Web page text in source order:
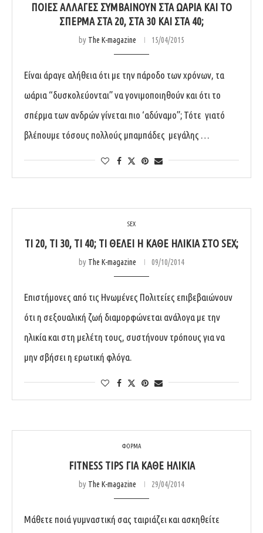
ΠΟΙΕΣ ΑΛΛΑΓΈΣ ΣΥΜΒΑΊΝΟΥΝ ΣΤΑ ΩΆΡΙΑ ΚΑΙ ΤΟ
ΣΠΈΡΜΑ ΣΤΑ 20, ΣΤΑ 30 ΚΑΙ ΣΤΑ 40;
by The K-magazine 15/04/2015
Είναι άραγε αλήθεια ότι με την πάροδο των χρόνων, τα
ωάρια “δυσκολεύονται” να γονιμοποιηθούν και ότι το
σπέρμα των ανδρών γίνεται πιο ‘αδύναμο”; Τότε γιατό
βλέπουμε τόσους πολλούς μπαμπάδες μεγάλης …
SEX
ΤΙ 20, ΤΙ 30, ΤΙ 40; ΤΙ ΘΈΛΕΙ Η ΚΆΘΕ ΗΛΙΚΊΑ ΣΤΟ SEX;
by The K-magazine 09/10/2014
Επιστήμονες από τις Ηνωμένες Πολιτείες επιβεβαιώνουν
ότι η σεξουαλική ζωή διαμορφώνεται ανάλογα με την
ηλικία και στη μελέτη τους, συστήνουν τρόπους για να
μην σβήσει η ερωτική φλόγα.
ΦΟΡΜΑ
FITNESS TIPS ΓΙΑ ΚΆΘΕ ΗΛΙΚΊΑ
by The K-magazine 29/04/2014
Μάθετε ποιά γυμναστική σας ταιριάζει και ασκηθείτε